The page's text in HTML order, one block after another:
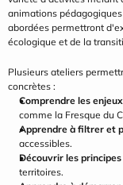
animations
abordées permettront
écologique et de la
Plusieurs ateliers
concrètes :
Comprendre les
comme la Fresque du
Apprendre à filtrer et
accessibles.
Découvrir les
territoires.